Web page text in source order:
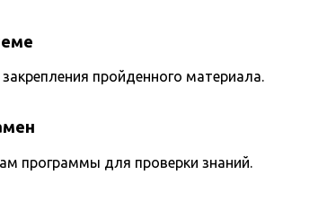
пройденного материала.
программы для проверки знаний.